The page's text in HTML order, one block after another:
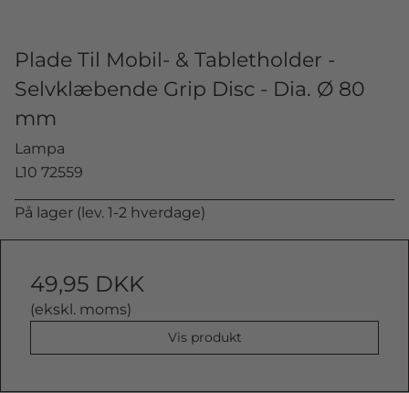
Plade Til Mobil- & Tabletholder -
Selvklæbende Grip Disc - Dia. Ø 80
mm
Lampa
L10 72559
På lager (lev. 1-2 hverdage)
49,95 DKK
(ekskl. moms)
Vis produkt